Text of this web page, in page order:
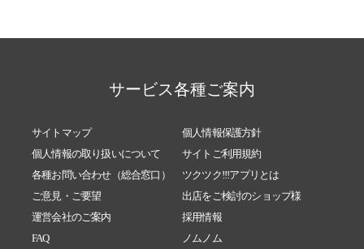
サービス各種ご案内
サイトマップ
個人情報保護方針
個人情報の取り扱いについて
サイトご利用規約
各種お問い合わせ（総合窓口）
ツクツク!!!アプリとは
ご意見・ご要望
出店をご検討のショップ様
運営会社のご案内
採用情報
FAQ
ノムノム